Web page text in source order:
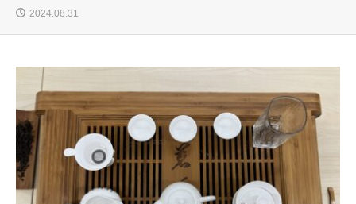
2024.08.31